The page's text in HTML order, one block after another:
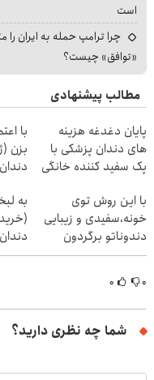
است
چرا ترامپ حمله به ایران را
«توافق» چیست؟
مطالب پیشنهادی
پایان دغدغه هزینه
های دندان پزشکی با
پک سفید کننده خانگی
با
بزن
دندان40%تخفیف)
با این روش توی
خونه،سفیدی و زیبایی
دندوناتو برگردون
(40%off)
به
دندان
۰ ۰
شما چه نظری دارید؟